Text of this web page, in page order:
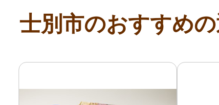
副業・パラレルワーカー
個人事業主・フリーラン
士別市のおすすめ